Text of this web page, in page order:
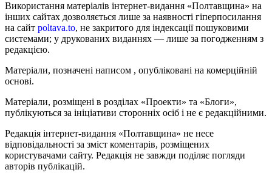
Використання матеріалів інтернет-видання «Полтавщина» на
інших сайтах дозволяється лише за наявності гіперпосилання
на сайт poltava.to, не закритого для індексації пошуковими
системами; у друкованих виданнях — лише за погодженням з
редакцією.
Матеріали, позначені написом , опубліковані на комерційній
основі.
Матеріали, розміщені в розділах «Проекти» та «Блоги»,
публікуються за ініціативи сторонніх осіб і не є редакційними.
Редакція інтернет-видання «Полтавщина» не несе
відповідальності за зміст коментарів, розміщених
користувачами сайту. Редакція не завжди поділяє погляди
авторів публікацій.